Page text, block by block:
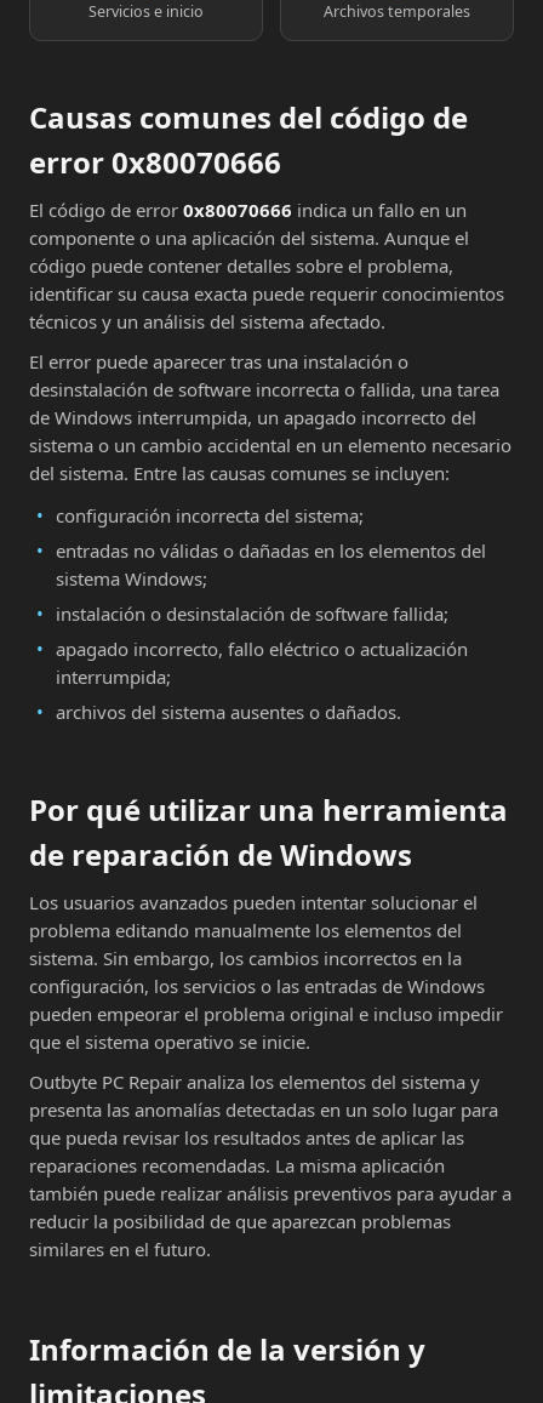
Servicios e inicio Archivos temporales
Causas comunes del código de
error 0x80070666
El código de error 0x80070666 indica un fallo en un
componente o una aplicación del sistema. Aunque el
código puede contener detalles sobre el problema,
identificar su causa exacta puede requerir conocimientos
técnicos y un análisis del sistema afectado.
El error puede aparecer tras una instalación o
desinstalación de software incorrecta o fallida, una tarea
de Windows interrumpida, un apagado incorrecto del
sistema o un cambio accidental en un elemento necesario
del sistema. Entre las causas comunes se incluyen:
configuración incorrecta del sistema;
entradas no válidas o dañadas en los elementos del
sistema Windows;
instalación o desinstalación de software fallida;
apagado incorrecto, fallo eléctrico o actualización
interrumpida;
archivos del sistema ausentes o dañados.
Por qué utilizar una herramienta
de reparación de Windows
Los usuarios avanzados pueden intentar solucionar el
problema editando manualmente los elementos del
sistema. Sin embargo, los cambios incorrectos en la
configuración, los servicios o las entradas de Windows
pueden empeorar el problema original e incluso impedir
que el sistema operativo se inicie.
Outbyte PC Repair analiza los elementos del sistema y
presenta las anomalías detectadas en un solo lugar para
que pueda revisar los resultados antes de aplicar las
reparaciones recomendadas. La misma aplicación
también puede realizar análisis preventivos para ayudar a
reducir la posibilidad de que aparezcan problemas
similares en el futuro.
Información de la versión y
limitaciones